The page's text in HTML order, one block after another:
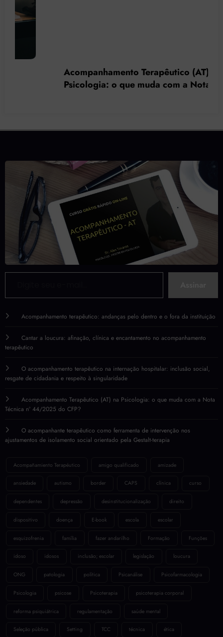
Acompanhamento Terapêutico (AT) na
Psicologia: o que muda com a Nota Técnica
Digite seu e-mail…
Acompanhamento terapêutico: andanças pelo dentro e o fora da instituição
Cantar a loucura: afinação, clínica e encantamento no acompanhamento
terapêutico
O acompanhamento terapêutico na internação hospitalar: inclusão social,
resgate de cidadania e respeito à singularidade
Acompanhamento Terapêutico (AT) na Psicologia: o que muda com a Nota
Técnica nº 44/2025 do CFP?
O acompanhante terapêutico como ferramenta de intervenção nos
ajustamentos de isolamento social orientado pela Gestalt-terapia
Acompañamiento Terapéutico amigo qualificado amizade
ansiedade autismo border CAPS clínica curso
dependentes depressão desinstitucionalização direito
dispositivo doença E-book escola escolar
esquizofrenia família fazer andarilho Formação Funções
idoso idosos inclusão; escolar legislação loucura
ONG patologia política Psicanálise Psicofarmacologia
Psicologia psicose Psicoterapia psicoterapia corporal
reforma psiquiátrica regulamentação saúde mental
Seleção pública Setting TCC técnica ética